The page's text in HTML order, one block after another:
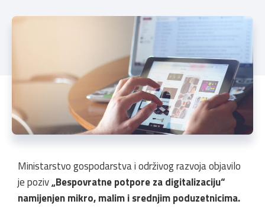
Ministarstvo gospodarstva i održivog razvoja objavilo
je poziv„Bespovratne potpore za digitalizaciju“
namijenjen mikro, malim i srednjim poduzetnicima.